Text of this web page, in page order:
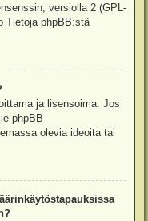
versiolla 2 (GPL-
Tietoja phpBB:stä
ja lisensoima. Jos
phpBB
olevia ideoita tai